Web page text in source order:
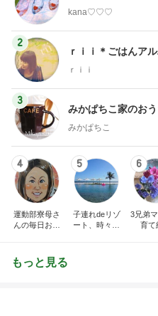
kana♡♡♡
2
ｒｉｉ＊ごはんア
ｒｉｉ
3
みかぱちこ家のお
みかぱちこ
4
運動部寮母さ
んの毎日お弁
5
子連れdeリゾ
ート、時々キ
6
3兄弟
育て
もっと見る